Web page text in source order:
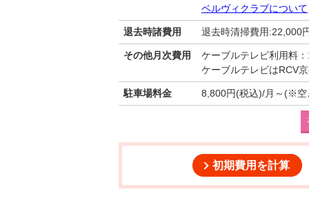
ベルヴィクラブについて
退去時諸費用 退去時清掃費用:22,000
その他月次費用
ケーブルテレビ利用料
ケーブルテレビはRCV
駐車場料金 8,800円(税込)/月～(※空
初期費用を計算